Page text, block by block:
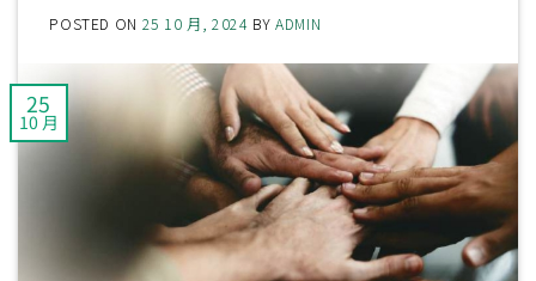
POSTED ON 25 10 月, 2024 BYADMIN
25
10 月